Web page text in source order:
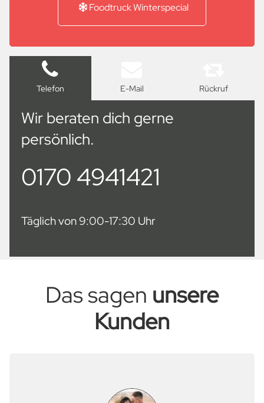
Foodtruck Winterspecial
Telefon E-Mail Rückruf
Wir beraten dich gerne
persönlich.
0170 4941421
Täglich von 9:00-17:30 Uhr
Das sagen unsere
Kunden